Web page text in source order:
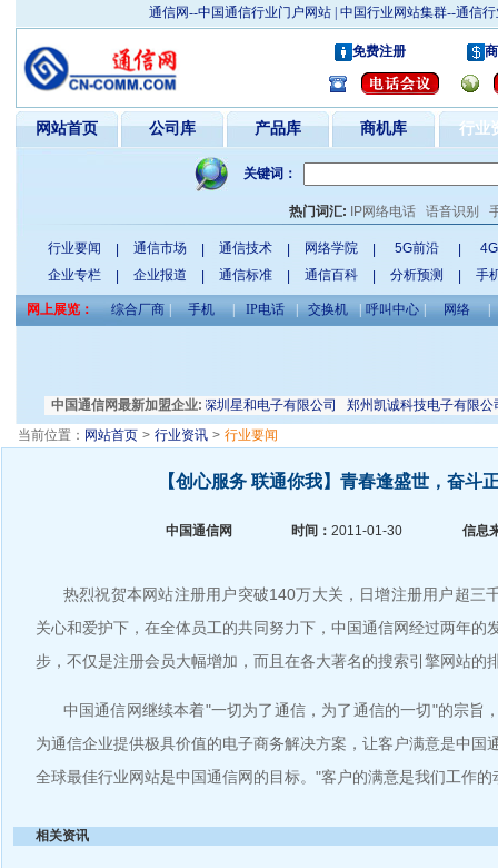
通信网--中国通信行业门户网站 | 中国行业网站集群--通信
免费注册
网站首页 公司库 产品库 商机库 行业
关键词：
热门词汇: IP网络电话 语音识别
行业要闻 通信市场 通信技术 网络学院 5G前沿
企业专栏
企业报道 通信标准 通信百科 分析预测 手
网上展览： 综合厂商 | 手机 | IP电话 | 交换机 | 呼叫中心 | 网络 |
中国通信网最新加盟企业:
平县小大筛网滤布联合经销部 深圳星和电子有限公司
郑州凯诚科技电子有限公司
当前位置： 网站首页 > 行业资讯 > 行业要闻
【创心服务 联通你我】青春逢盛世，奋斗
中国通信网 时间： 2011-01-30 信息
热烈祝贺本网站注册用户突破140万大关，日增注册用户超三
关心和爱护下，在全体员工的共同努力下，中国通信网经过两年的
步，不仅是注册会员大幅增加，而且在各大著名的搜索引擎网站的
中国通信网继续本着"一切为了通信，为了通信的一切"的宗旨
为通信企业提供极具价值的电子商务解决方案，让客户满意是中国
全球最佳行业网站是中国通信网的目标。"客户的满意是我们工作的
相关资讯